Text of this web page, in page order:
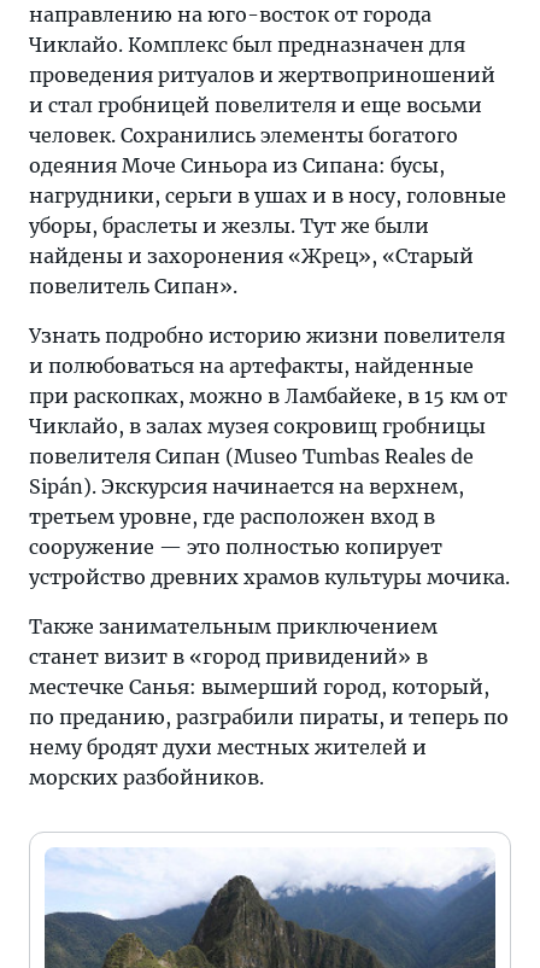
направлению на юго-восток от города
Чиклайо. Комплекс был предназначен для
проведения ритуалов и жертвоприношений
и стал гробницей повелителя и еще восьми
человек. Сохранились элементы богатого
одеяния Моче Синьора из Сипана: бусы,
нагрудники, серьги в ушах и в носу, головные
уборы, браслеты и жезлы. Тут же были
найдены и захоронения «Жрец», «Старый
повелитель Сипан».
Узнать подробно историю жизни повелителя
и полюбоваться на артефакты, найденные
при раскопках, можно в Ламбайеке, в 15 км от
Чиклайо, в залах музея сокровищ гробницы
повелителя Сипан (Museo Tumbas Reales de
Sipán). Экскурсия начинается на верхнем,
третьем уровне, где расположен вход в
сооружение — это полностью копирует
устройство древних храмов культуры мочика.
Также занимательным приключением
станет визит в «город привидений» в
местечке Санья: вымерший город, который,
по преданию, разграбили пираты, и теперь по
нему бродят духи местных жителей и
морских разбойников.